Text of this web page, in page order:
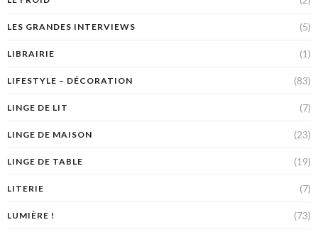
LES GRANDES INTERVIEWS (5)
LIBRAIRIE (1)
LIFESTYLE – DÉCORATION (83)
LINGE DE LIT (7)
LINGE DE MAISON (23)
LINGE DE TABLE (19)
LITERIE (7)
LUMIÈRE ! (73)